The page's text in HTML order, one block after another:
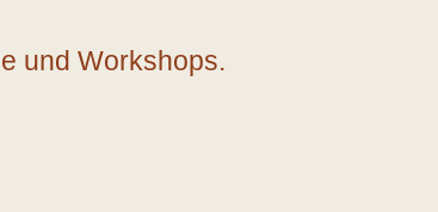
und Workshops.